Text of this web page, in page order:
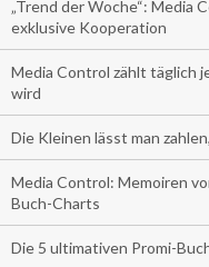
„Trend der Woche“: Media
exklusive Kooperation
Media Control zählt täglich
wird
Die Kleinen lässt man
Media Control: Memoiren
Buch-Charts
Die 5 ultimativen Promi-